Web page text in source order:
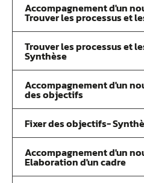
Accompagnement d'un
Trouver les processus et
Trouver les processus et
Synthèse
Accompagnement d'un
des objectifs
Fixer des objectifs-
Accompagnement d'un
Elaboration d'un cadre